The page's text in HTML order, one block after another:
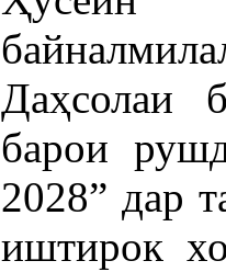
Даҳсолаи
барои
2028” дар
иштирок